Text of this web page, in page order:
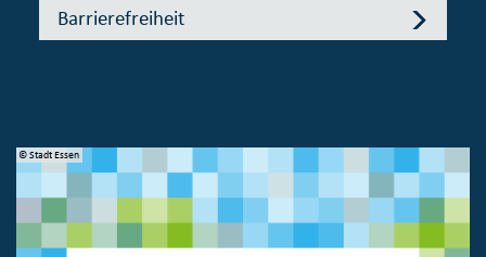
Barrierefreiheit
© Stadt Essen